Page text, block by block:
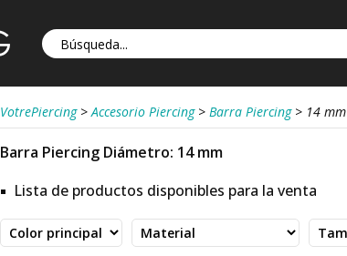
VotrePiercing > Accesorio Piercing > Barra Piercing > 14 mm
Barra Piercing Diámetro: 14 mm
Lista de productos disponibles para la venta